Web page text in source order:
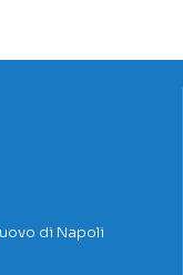
di Napoli